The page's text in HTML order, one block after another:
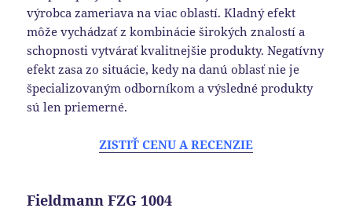
výrobca zameriava na viac oblastí. Kladný efekt
môže vychádzať z kombinácie širokých znalostí a
schopnosti vytvárať kvalitnejšie produkty. Negatívny
efekt zasa zo situácie, kedy na danú oblasť nie je
špecializovaným odborníkom a výsledné produkty
sú len priemerné.
ZISTIŤ CENU A RECENZIE
Fieldmann FZG 1004